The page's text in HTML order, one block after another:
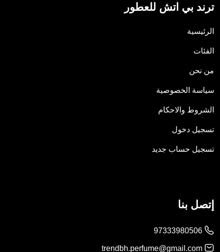
ترند بي اتش للعطور
الرئيسية
الفئات
من نحن
سياسة الخصوصية
الشروط والاحكام
تسجيل دخول
تسجيل حساب جديد
إتصل بنا
97333980506
trendbh.perfume@gmail.com